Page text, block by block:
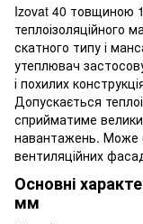
Izovat 40 товщиною
теплоізоляційного
скатного типу і
утеплювач
і похилих
Допускається
сприйматиме
навантажень. Може
вентиляційних
Основні
мм